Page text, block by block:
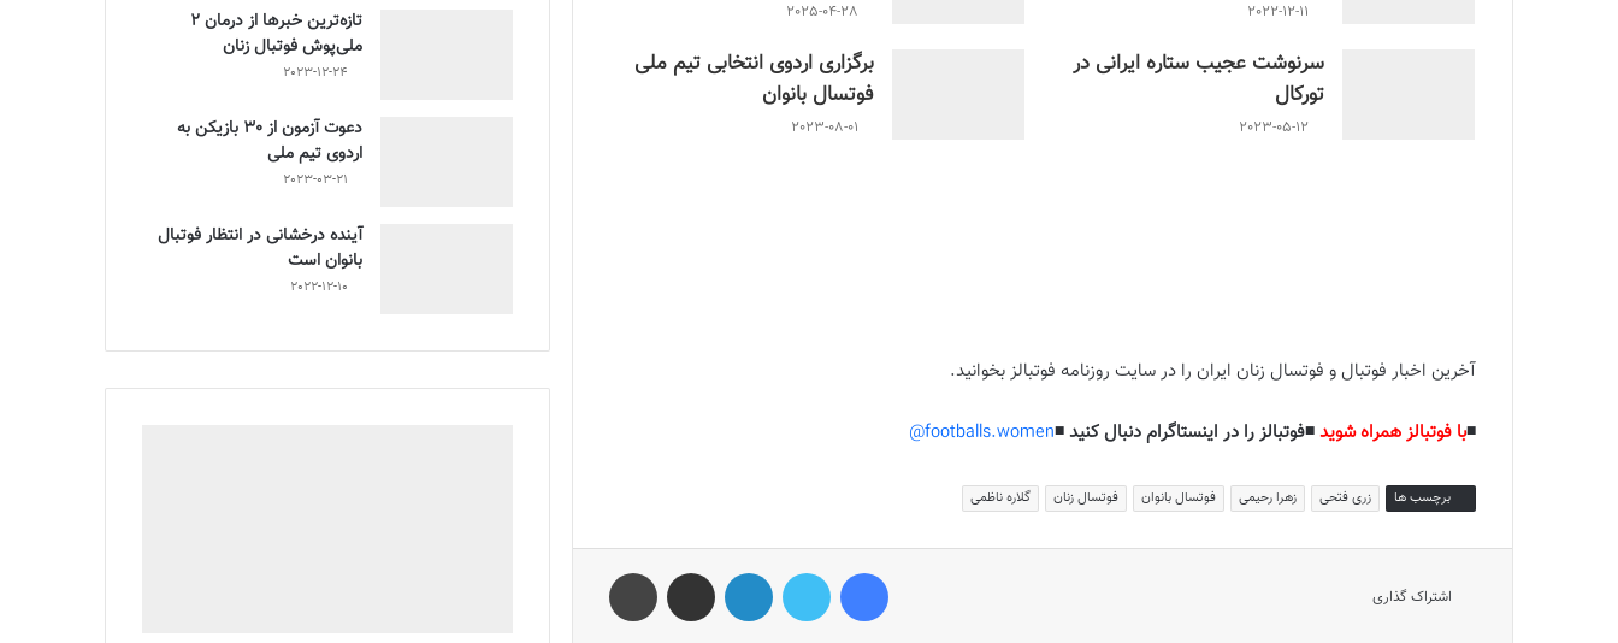
2022-12-11
2025-04-28
سرنوشت عجیب ستاره ایرانی در
تورکال
2023-05-12
برگزاری اردوی انتخابی تیم ملی
فوتسال بانوان
2023-08-01
آخرین اخبار فوتبال و فوتسال زنان ایران را در سایت روزنامه فوتبالز بخوانید.
◾️با فوتبالز همراه شوید◾️فوتبالز را در اینستاگرام دنبال کنید ◾️footballs.women@
برچسب ها زری فتحی زهرا رحیمی فوتسال بانوان فوتسال زنان گلاره ناظمی
اشتراک گذاری
تازه‌ترین خبرها از درمان ۲
ملی‌پوش فوتبال زنان
2023-12-24
دعوت آزمون از 30 بازیکن به
اردوی تیم ملی
2023-03-21
آینده درخشانی در انتظار فوتبال
بانوان است
2022-12-10